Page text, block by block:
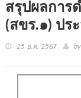
สรุปผลการ
(สขร.๑) ป
25 ธ.ค. 2567